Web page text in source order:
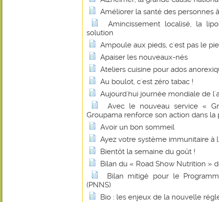
Améliorer la santé des personnes
Amincissement localisé, la
solution
Ampoule aux pieds, c'est pas le
Apaiser les nouveaux-nés
Ateliers cuisine pour ados
Au boulot, c'est zéro tabac !
Aujourd'hui journée mondiale de
Avec le nouveau service «
Groupama renforce son action dans la
Avoir un bon sommeil
Ayez votre système immunitaire à
Bientôt la semaine du goût !
Bilan du « Road Show Nutrition »
Bilan mitigé pour le
(PNNS)
Bio : les enjeux de la nouvelle